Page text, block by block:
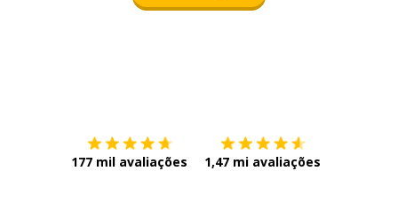
177 mil avaliações 1,47 mi avaliações